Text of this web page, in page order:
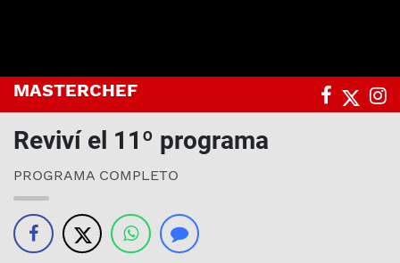
MASTERCHEF
Reviví el 11º programa
PROGRAMA COMPLETO